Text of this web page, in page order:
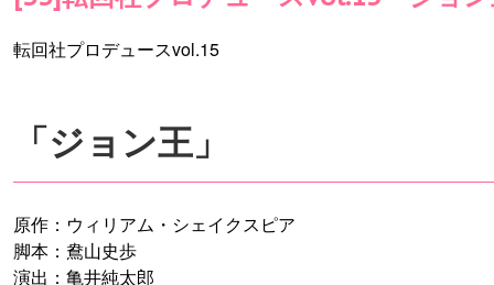
転回社プロデュースvol.15
「ジョン王」
原作：ウィリアム・シェイクスピア
脚本：鴦山史歩
演出：亀井純太郎